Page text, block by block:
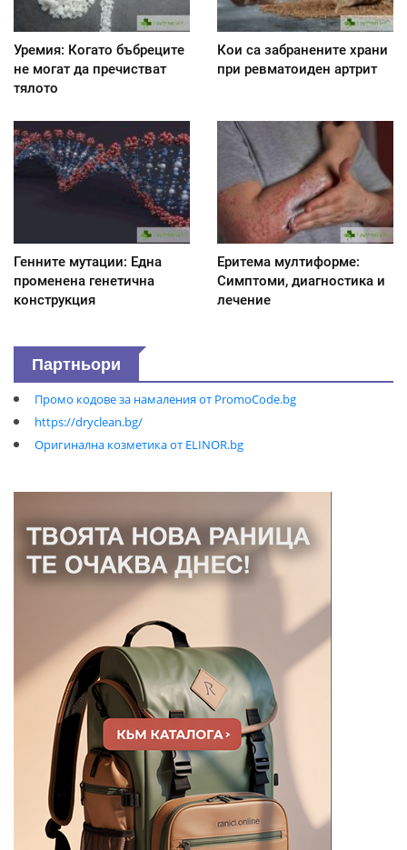
Уремия: Когато бъбреците
не могат да пречистват
тялото
Кои са забранените храни
при ревматоиден артрит
Генните мутации: Една
променена генетична
конструкция
Еритема мултиформе:
Симптоми, диагностика и
лечение
Партньори
Промо кодове за намаления от PromoCode.bg
https://dryclean.bg/
Оригинална козметика от ELINOR.bg